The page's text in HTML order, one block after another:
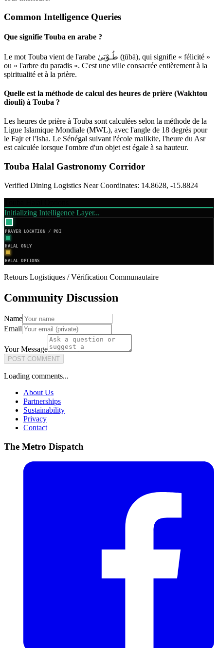
Common Intelligence Queries
Que signifie Touba en arabe ?
Le mot Touba vient de l'arabe طُـوْبَىٰ (ṭūbā), qui signifie « félicité »
ou « l'arbre du paradis ». C'est une ville consacrée entièrement à la
spiritualité et à la prière.
Quelle est la méthode de calcul des heures de prière (Wakhtou
diouli) à Touba ?
Les heures de prière à Touba sont calculées selon la méthode de la
Ligue Islamique Mondiale (MWL), avec l'angle de 18 degrés pour
le Fajr et l'Isha. Le Sénégal suivant l'école malikite, l'heure du Asr
est calculée lorsque l'ombre d'un objet est égale à sa hauteur.
Touba Halal Gastronomy Corridor
Verified Dining Logistics Near Coordinates: 14.8628, -15.8824
Initializing Intelligence Layer...
PRAYER LOCATION / POI
HALAL ONLY
HALAL OPTIONS
Retours Logistiques / Vérification Communautaire
Community Discussion
Name
Email
Your Message
POST COMMENT
Loading comments...
About Us
Partnerships
Sustainability
Privacy
Contact
The Metro Dispatch